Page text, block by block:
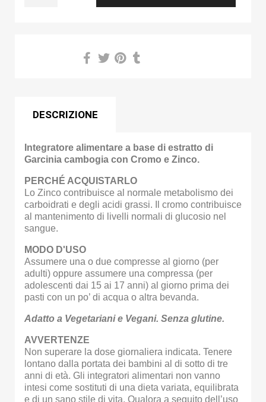
DESCRIZIONE
Integratore alimentare a base di estratto di
Garcinia cambogia con Cromo e Zinco.
PERCHÉ ACQUISTARLO
Lo Zinco contribuisce al normale metabolismo dei
carboidrati e degli acidi grassi. Il cromo contribuisce
al mantenimento di livelli normali di glucosio nel
sangue.
MODO D'USO
Assumere una o due compresse al giorno (per
adulti) oppure assumere una compressa (per
adolescenti dai 15 ai 17 anni) al giorno prima dei
pasti con un po’ di acqua o altra bevanda.
Adatto a Vegetariani e Vegani. Senza glutine.
AVVERTENZE
Non superare la dose giornaliera indicata. Tenere
lontano dalla portata dei bambini al di sotto di tre
anni di età. Gli integratori alimentari non vanno
intesi come sostituti di una dieta variata, equilibrata
e di un sano stile di vita. Qualora a seguito dell’uso